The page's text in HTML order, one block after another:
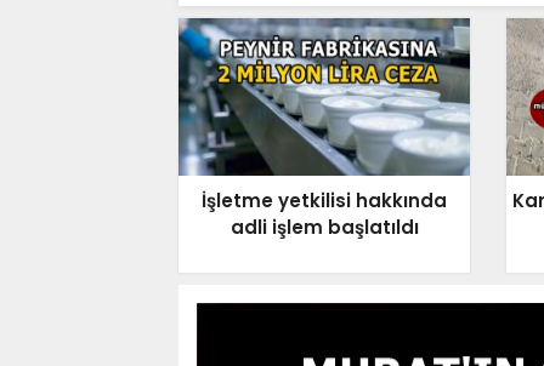
İşletme yetkilisi hakkında
adli işlem başlatıldı